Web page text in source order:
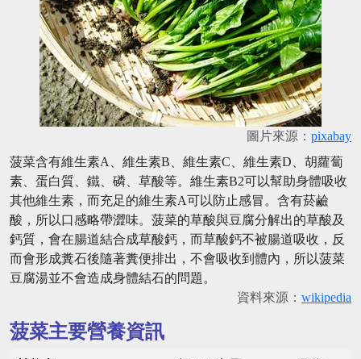
圖片來源： pixabay
菠菜含有維生素A、維生素B、維生素C、維生素D、胡蘿蔔
素、蛋白質、鐵、磷、草酸等。維生素B2可以幫助身體吸收
其他維生素，而充足的維生素A可以防止感冒。含有菸鹼
酸，所以口感略帶澀味。菠菜的草酸與豆腐分解出的草酸及
鈣質，會在腸道結合成草酸鈣，而草酸鈣不被腸道吸收，反
而會形成糞石後隨著糞便排出，不會吸收到體內，所以菠菜
豆腐湯並不會造成身體結石的問題。
資料來源： wikipedia
菠菜主要營養資訊